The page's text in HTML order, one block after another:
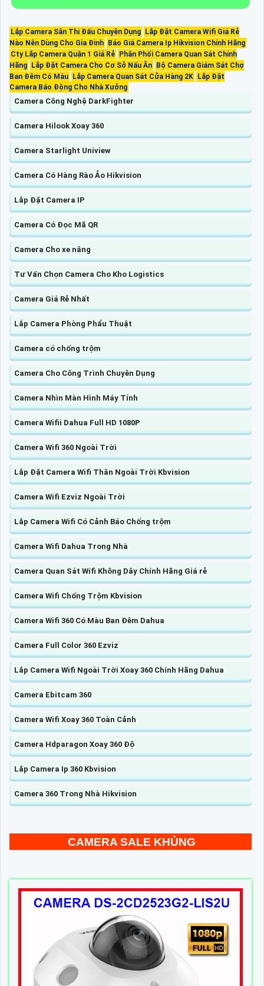
Lắp Camera Sân Thi Đấu Chuyên Dụng Lắp Đặt Camera Wifi Giá Rẻ
Nào Nên Dùng Cho Gia Đình Báo Giá Camera Ip Hikvision Chính Hãng
Cty Lắp Camera Quận 1 Giá Rẻ Phân Phối Camera Quan Sát Chính
Hãng Lắp Đặt Camera Cho Cơ Sở Nấu Ăn Bộ Camera Giám Sát Chợ
Ban Đêm Có Màu Lắp Camera Quan Sát Cửa Hàng 2K Lắp Đặt
Camera Báo Động Cho Nhà Xưởng
Camera Công Nghệ DarkFighter
Camera Hilook Xoay 360
Camera Starlight Uniview
Camera Có Hàng Rào Ảo Hikvision
Lắp Đặt Camera IP
Camera Có Đọc Mã QR
Camera Cho xe nâng
Tư Vấn Chọn Camera Cho Kho Logistics
Camera Giá Rẻ Nhất
Lắp Camera Phòng Phẩu Thuật
Camera có chống trộm
Camera Cho Công Trình Chuyên Dụng
Camera Nhìn Màn Hình Máy Tính
Camera Wifii Dahua Full HD 1080P
Camera Wifi 360 Ngoài Trời
Lắp Đặt Camera Wifi Thân Ngoài Trời Kbvision
Camera Wifi Ezviz Ngoài Trời
Lắp Camera Wifi Có Cảnh Báo Chống trộm
Camera Wifi Dahua Trong Nhà
Camera Quan Sát Wifi Không Dây Chính Hãng Giá rẻ
Camera Wifi Chống Trộm Kbvision
Camera Wifi 360 Có Màu Ban Đêm Dahua
Camera Full Color 360 Ezviz
Lắp Camera Wifi Ngoài Trời Xoay 360 Chính Hãng Dahua
Camera Ebitcam 360
Camera Wifi Xoay 360 Toàn Cảnh
Camera Hdparagon Xoay 360 Độ
Lắp Camera Ip 360 Kbvision
Camera 360 Trong Nhà Hikvision
CAMERA SALE KHỦNG